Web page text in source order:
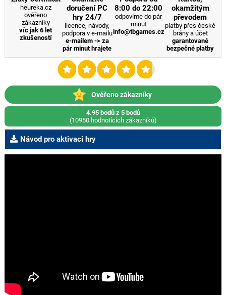
heureka.cz
ověřeno
zákazníky
víc jak 6 let
zkušeností
doručení PC
hry 24/7
licence, návody,
podpora v e-mailu
e-mailem -> za
pár minut hrajete
8:00 do 22:00
odpovíme do pár
minut
info@tbgames.cz
okamžitým
převodem
platby přes české
brány a účet
garantované
bezpečné platby
Ověřeno zákazníky
4.95 bodů z 5 bodů
(10950 hodnotících zákazníků)
Návod pro aktivaci hry